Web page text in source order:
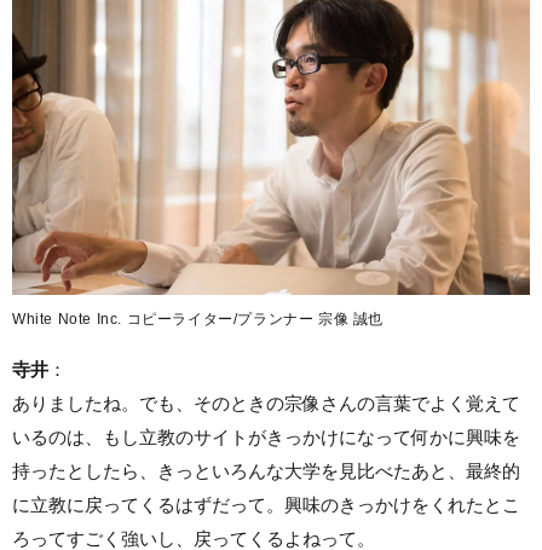
White Note Inc. コピーライター/プランナー 宗像 誠也
寺井 ：
ありましたね。でも、そのときの宗像さんの言葉でよく覚えて
いるのは、もし立教のサイトがきっかけになって何かに興味を
持ったとしたら、きっといろんな大学を見比べたあと、最終的
に立教に戻ってくるはずだって。興味のきっかけをくれたとこ
ろってすごく強いし、戻ってくるよねって。